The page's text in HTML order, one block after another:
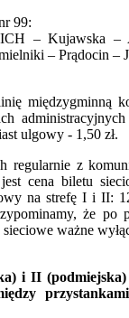
99:
– Kujawska –
– Prądocin –
międzygminną
ulgowy - 1,50 zł.
regularnie z
cena biletu
na strefę I i II:
że po
ważne
i II